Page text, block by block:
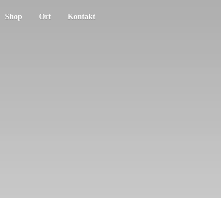
Shop Ort Kontakt